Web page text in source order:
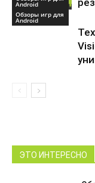
Android
Обзоры игр для
Android
ЭТО ИНТЕРЕСНО